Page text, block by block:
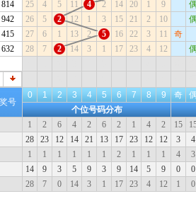
814 25 4 5 11 4 2 14 20 1 9
942 26 5 2 12 1 3 15 21 2 10
415 27 6 1 13 2 5 16 22 3 11
奇
632 28 7 2 14 3 1 17 23 4 12
奖号
0 1 2 3 4 5 6 7 8 9 奇
个位号码分布
1 2 6 4 2 6 2 1 4 2 15
28 23 12 14 21 13 17 23 12 12 3
4
1 1 1 1 1 1 2 1 1 1 4
3
14 9 3 5 9 3 9 14 5 9 0
0
28 7 0 14 3 1 17 23 4 12 1 0